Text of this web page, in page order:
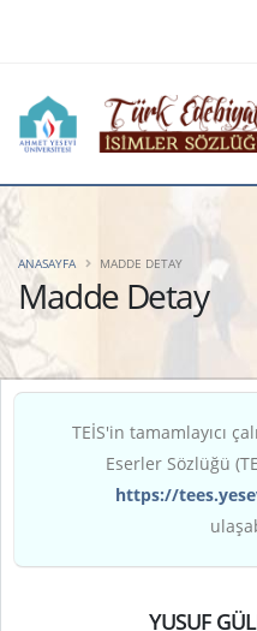
Madde Detay
ANASAYFA MADDE DETAY
TEİS'in tamamlayıcı
Eserler Sözlüğü
https://
YUSUF